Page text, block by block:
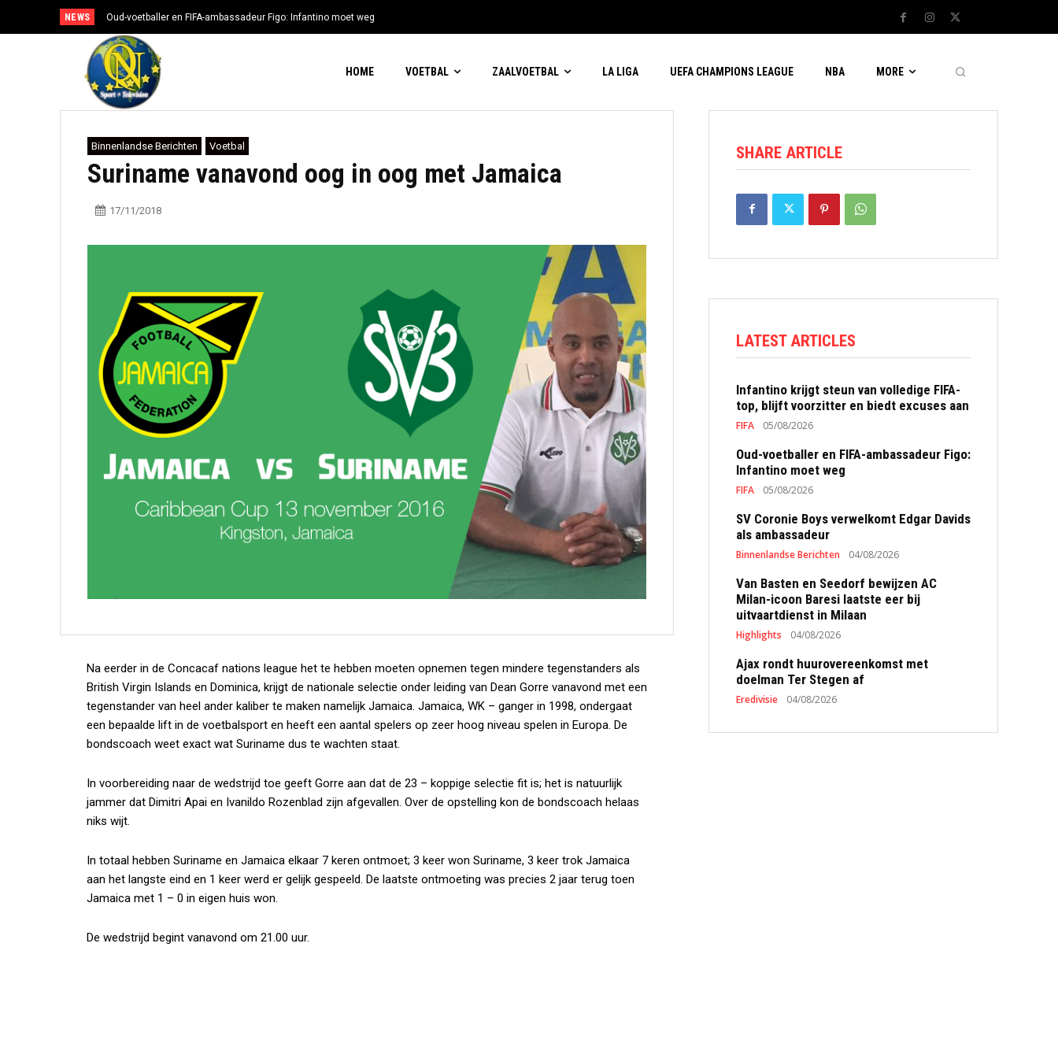
NEWS Oud-voetballer en FIFA-ambassadeur Figo: Infantino moet weg
HOME VOETBAL ZAALVOETBAL LA LIGA UEFA CHAMPIONS LEAGUE NBA MORE
Binnenlandse Berichten Voetbal
Suriname vanavond oog in oog met Jamaica
17/11/2018
Na eerder in de Concacaf nations league het te hebben moeten opnemen tegen mindere tegenstanders als
British Virgin Islands en Dominica, krijgt de nationale selectie onder leiding van Dean Gorre vanavond met een
tegenstander van heel ander kaliber te maken namelijk Jamaica. Jamaica, WK – ganger in 1998, ondergaat
een bepaalde lift in de voetbalsport en heeft een aantal spelers op zeer hoog niveau spelen in Europa. De
bondscoach weet exact wat Suriname dus te wachten staat.
In voorbereiding naar de wedstrijd toe geeft Gorre aan dat de 23 – koppige selectie fit is; het is natuurlijk
jammer dat Dimitri Apai en Ivanildo Rozenblad zijn afgevallen. Over de opstelling kon de bondscoach helaas
niks wijt.
In totaal hebben Suriname en Jamaica elkaar 7 keren ontmoet; 3 keer won Suriname, 3 keer trok Jamaica
aan het langste eind en 1 keer werd er gelijk gespeeld. De laatste ontmoeting was precies 2 jaar terug toen
Jamaica met 1 – 0 in eigen huis won.
De wedstrijd begint vanavond om 21.00 uur.
SHARE ARTICLE
LATEST ARTICLES
Infantino krijgt steun van volledige FIFA-
top, blijft voorzitter en biedt excuses aan
FIFA 05/08/2026
Oud-voetballer en FIFA-ambassadeur Figo:
Infantino moet weg
FIFA 05/08/2026
SV Coronie Boys verwelkomt Edgar Davids
als ambassadeur
Binnenlandse Berichten 04/08/2026
Van Basten en Seedorf bewijzen AC
Milan-icoon Baresi laatste eer bij
uitvaartdienst in Milaan
Highlights 04/08/2026
Ajax rondt huurovereenkomst met
doelman Ter Stegen af
Eredivisie 04/08/2026